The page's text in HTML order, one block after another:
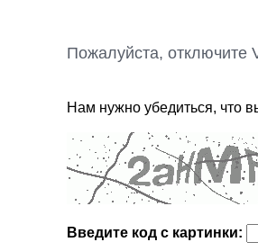
Пожалуйста, отключите
Нам нужно убедиться, что
Введите код с картинки: